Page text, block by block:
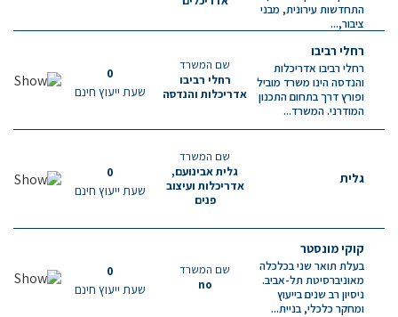
התחדשות עירונית, מבני
ציבור,...
רחלי רביבו
רחלי רביבו אדריכלות
והנדסה הינו משרד מוביל
ופורץ דרך בתחום התכנון
המודרני. המשרד...
שם המשרד
רחלי רביבו
אדריכלות והנדסה
0
שעת ייעוץ חינם
גלית
שם המשרד
גלית אבינועם,
אדריכלות ועיצוב
פנים
0
שעת ייעוץ חינם
קוקי מונסטר
בעלת תואר שני בכלכלה
מאוניברסיטת תל-אביב.
ניסיון רב שנים בייעוץ
ומחקר כלכלי, בניית...
שם המשרד
no
0
שעת ייעוץ חינם